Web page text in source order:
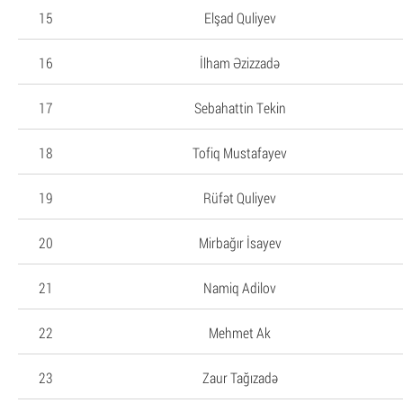
15 Elşad Quliyev
16 İlham Əzizzadə
17 Sebahattin Tekin
18 Tofiq Mustafayev
19 Rüfət Quliyev
20 Mirbağır İsayev
21 Namiq Adilov
22 Mehmet Ak
23 Zaur Tağızadə